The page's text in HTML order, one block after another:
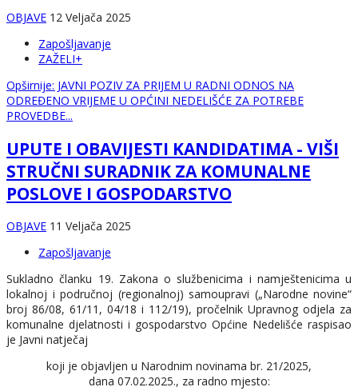
OBJAVE 12 Veljača 2025
Zapošljavanje
ZAŽELI+
Opširnije: JAVNI POZIV ZA PRIJEM U RADNI ODNOS NA
ODREĐENO VRIJEME U OPĆINI NEDELIŠĆE ZA POTREBE
PROVEDBE...
UPUTE I OBAVIJESTI KANDIDATIMA - VIŠI
STRUČNI SURADNIK ZA KOMUNALNE
POSLOVE I GOSPODARSTVO
OBJAVE 11 Veljača 2025
Zapošljavanje
Sukladno članku 19. Zakona o službenicima i namještenicima u
lokalnoj i područnoj (regionalnoj) samoupravi („Narodne novine“
broj 86/08, 61/11, 04/18 i 112/19), pročelnik Upravnog odjela za
komunalne djelatnosti i gospodarstvo Općine Nedelišće raspisao
je Javni natječaj
koji je objavljen u Narodnim novinama br. 21/2025,
dana 07.02.2025., za radno mjesto: